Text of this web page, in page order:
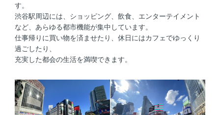
す。
渋谷駅周辺には、ショッピング、飲食、エンターテイメント
など、あらゆる都市機能が集中しています。
仕事帰りに買い物を済ませたり、休日にはカフェでゆっくり
過ごしたり、
充実した都会の生活を満喫できます。